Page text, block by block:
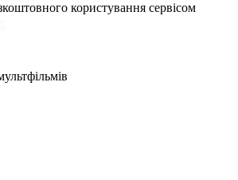
користування сервісом